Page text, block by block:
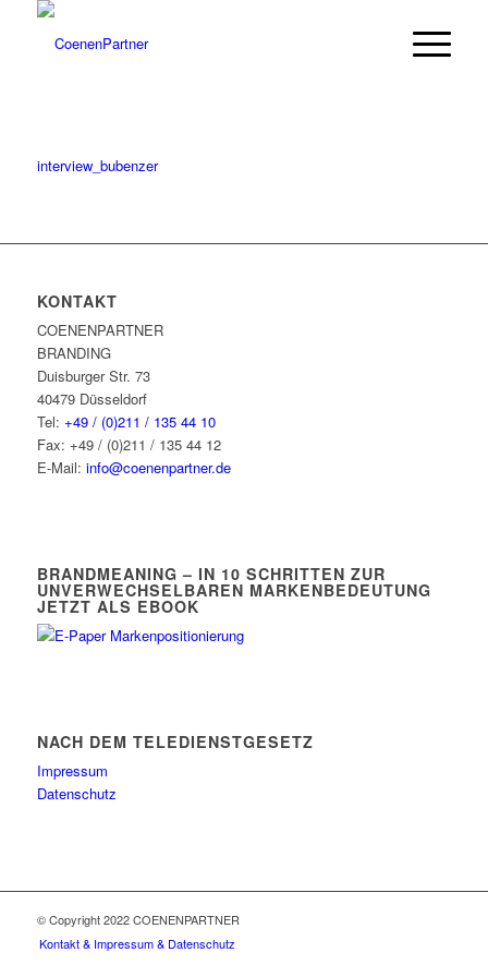
interview_bubenzer
KONTAKT
COENENPARTNER
BRANDING
Duisburger Str. 73
40479 Düsseldorf
Tel: +49 / (0)211 / 135 44 10
Fax: +49 / (0)211 / 135 44 12
E-Mail: info@coenenpartner.de
BRANDMEANING – IN 10 SCHRITTEN ZUR
UNVERWECHSELBAREN MARKENBEDEUTUNG
JETZT ALS EBOOK
NACH DEM TELEDIENSTGESETZ
Impressum
Datenschutz
© Copyright 2022 COENENPARTNER
Kontakt & Impressum & Datenschutz